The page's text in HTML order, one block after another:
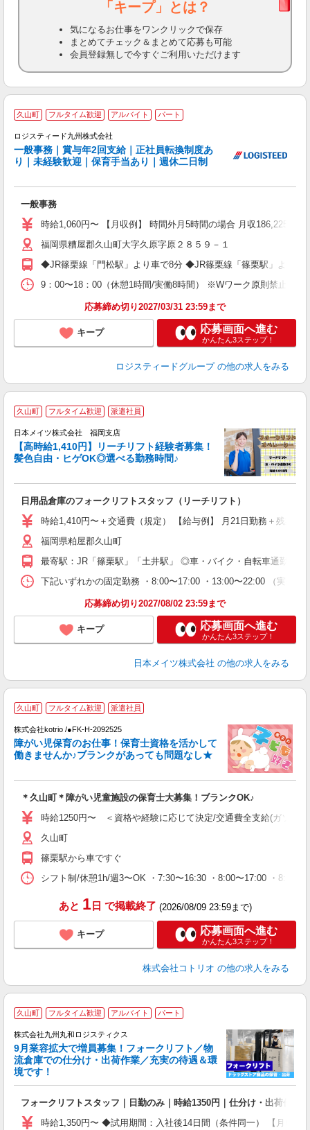
「キープ」とは？
気になるお仕事をワンクリックで保存
まとめてチェック＆まとめて応募も可能
会員登録無しで今すぐご利用いただけます
久山町 フルタイム歓迎 アルバイト パート
ロジスティード九州株式会社
一般事務｜賞与年2回支給｜正社員転換制度あ
り｜未経験歓迎｜保育手当あり｜週休二日制
一般事務
時給1,060円〜 【月収例】 時間外月5時間の場合 月収186,225円
福岡県糟屋郡久山町大字久原字原２８５９－１
◆JR篠栗線「門松駅」より車で8分 ◆JR篠栗線「篠栗駅」より車
9：00〜18：00（休憩1時間/実働8時間） ※Wワーク原則禁止 ※時
応募締め切り2027/03/31 23:59まで
キープ 応募画面へ進む
かんたん3ステップ！
ロジスティードグループ の他の求人をみる
久山町 フルタイム歓迎 派遣社員
日本メイツ株式会社 福岡支店
【高時給1,410円】リーチリフト経験者募集！
髪色自由・ヒゲOK◎選べる勤務時間♪
日用品倉庫のフォークリフトスタッフ（リーチリフト）
時給1,410円〜＋交通費（規定） 【給与例】 月21日勤務＋残業
福岡県粕屋郡久山町
最寄駅：JR「篠栗駅」「土井駅」 ◎車・バイク・自転車通勤OK
下記いずれかの固定勤務 ・8:00〜17:00 ・13:00〜22:00 （実働
応募締め切り2027/08/02 23:59まで
キープ 応募画面へ進む
かんたん3ステップ！
日本メイツ株式会社 の他の求人をみる
久山町 フルタイム歓迎 派遣社員
株式会社kotrio /●FK-H-2092525
障がい児保育のお仕事！保育士資格を活かして
働きませんか♪ブランクがあっても問題なし★
＊久山町＊障がい児童施設の保育士大募集！ブランクOK♪
時給1250円〜 ＜資格や経験に応じて決定/交通費全支給(ガソリ
久山町
篠栗駅から車ですぐ
シフト制/休憩1h/週3〜OK ・7:30〜16:30 ・8:00〜17:00 ・8:30
あと 1日 で掲載終了 (2026/08/09 23:59まで)
キープ 応募画面へ進む
かんたん3ステップ！
株式会社コトリオ の他の求人をみる
久山町 フルタイム歓迎 アルバイト パート
株式会社九州丸和ロジスティクス
9月業容拡大で増員募集！フォークリフト／物
流倉庫での仕分け・出荷作業／充実の待遇＆環
境です！
フォークリフトスタッフ｜日勤のみ｜時給1350円｜仕分け・出荷作業
時給1,350円〜 ◆試用期間：入社後14日間（条件同一） 【月収例